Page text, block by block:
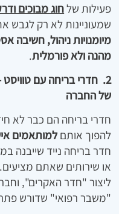
פעילות שלחוג מבוכים
שמעוניינות לא רק לגבש
מיומנויות ניהול, חשיבה
מהנה ולא פורמלית.
2. חדרי בריחה עם
של החברה
חדרי בריחה הם כבר לא
להפוך אותם למותאמים
חדר בריחה נייד שייבנה
או שירותים שאתם
ליצור "חדר האקרים",
"משבר רפואי" שדורש